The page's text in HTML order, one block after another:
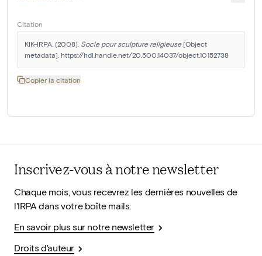
Citation
KIK-IRPA. (2008). Socle pour sculpture religieuse [Object
metadata]. https://hdl.handle.net/20.500.14037/object.10152738
Copier la citation
Inscrivez-vous à notre newsletter
Chaque mois, vous recevrez les dernières nouvelles de
l'IRPA dans votre boîte mails.
En savoir plus sur notre newsletter
Droits d'auteur